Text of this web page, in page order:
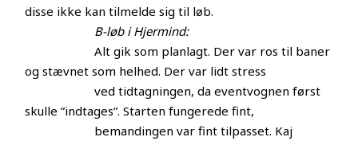
disse ikke kan tilmelde sig til løb.
B-løb i Hjermind:
Alt gik som planlagt. Der var ros til baner
og stævnet som helhed. Der var lidt stress
ved tidtagningen, da eventvognen først
skulle ”indtages”. Starten fungerede fint,
bemandingen var fint tilpasset. Kaj